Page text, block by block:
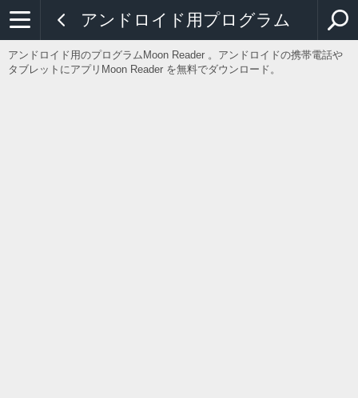
アンドロイド用プログラム
アンドロイド用のプログラムMoon Reader 。アンドロイドの携帯電話や
タブレットにアプリMoon Reader を無料でダウンロード。